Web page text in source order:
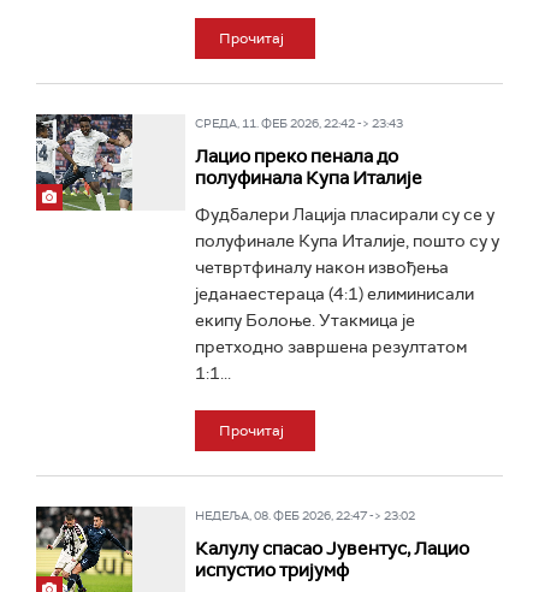
Прочитај
СРЕДА, 11. ФЕБ 2026, 22:42 -> 23:43
Лацио преко пенала до
полуфинала Купа Италије
Фудбалери Лација пласирали су се у
полуфинале Купа Италије, пошто су у
четвртфиналу након извођења
једанаестераца (4:1) елиминисали
екипу Болоње. Утакмица је
претходно завршена резултатом
1:1...
Прочитај
НЕДЕЉА, 08. ФЕБ 2026, 22:47 -> 23:02
Калулу спасао Јувентус, Лацио
испустио тријумф